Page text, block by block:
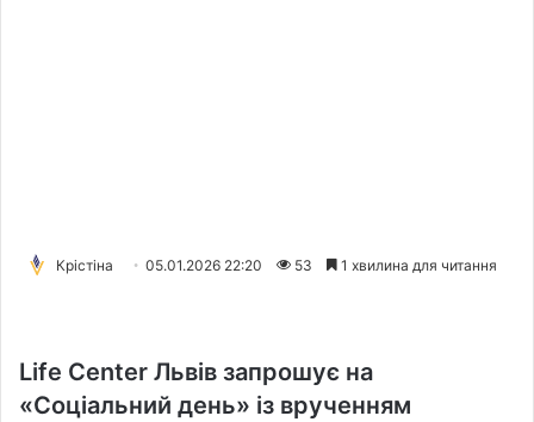
Крістіна 05.01.2026 22:20 53 1 хвилина для читання
Life Center Львів запрошує на
«Соціальний день» із врученням